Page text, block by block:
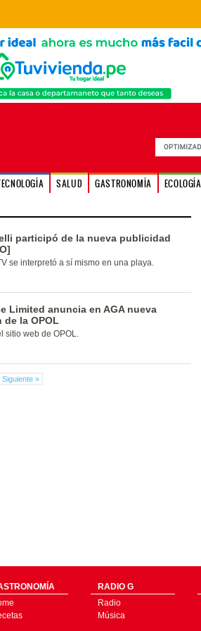
SALUD GASTRONOMÍA ECOLOGÍA
participó de la nueva publicidad
se interpretó a sí mismo en una playa.
Limited anuncia en AGA nueva
la OPOL
sitio web de OPOL.
Siguiente »
RADIO G
Radio
Música